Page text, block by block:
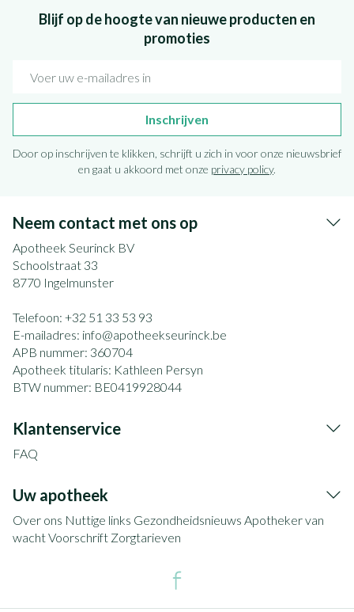
Blijf op de hoogte van nieuwe producten en
promoties
Inschrijven
Door op inschrijven te klikken, schrijft u zich in voor onze nieuwsbrief
en gaat u akkoord met onze privacy policy.
Neem contact met ons op
Apotheek Seurinck BV
Schoolstraat 33
8770 Ingelmunster
Telefoon: +32 51 33 53 93
E-mailadres: info@apotheekseurinck.be
APB nummer: 360704
Apotheek titularis: Kathleen Persyn
BTW nummer: BE0419928044
Klantenservice
FAQ
Uw apotheek
Over ons Nuttige links Gezondheidsnieuws Apotheker van
wachtVoorschrift Zorgtarieven